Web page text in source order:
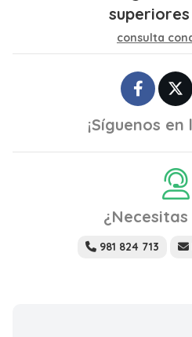
consulta
¡Síguenos
981 824 713